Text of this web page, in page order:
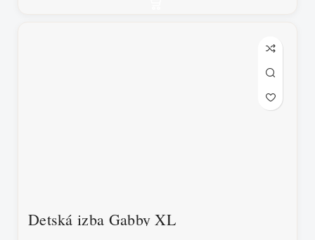
Detská izba Gabby XL